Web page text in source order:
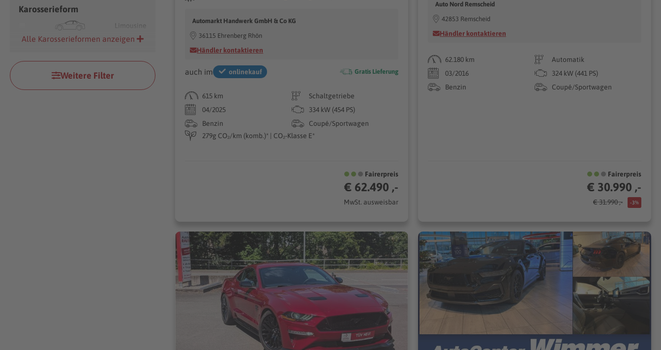
Karosserieform
Limousine
Alle Karosserieformen anzeigen
Weitere Filter
Automarkt Handwerk GmbH & Co KG
36115 Ehrenberg Rhön
Händler kontaktieren
auch im onlinekauf Gratis Lieferung
615 km
Schaltgetriebe
04/2025
334 kW (454 PS)
Benzin
Coupé/Sportwagen
279g CO₂/km (komb.)* | CO₂-Klasse E*
Fairerpreis
€ 62.490 ,-
MwSt. ausweisbar
Auto Nord Remscheid
42853 Remscheid
Händler kontaktieren
62.180 km
Automatik
03/2016
324 kW (441 PS)
Benzin
Coupé/Sportwagen
Fairerpreis
€ 30.990 ,-
€ 31.990 ,- -3%